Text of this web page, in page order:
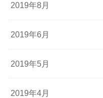
2019年8月
2019年6月
2019年5月
2019年4月